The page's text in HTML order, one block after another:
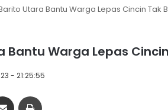
Utara Bantu Warga Lepas Cincin Tak
Bantu Warga Lepas
- 21:25:55
Share via Email